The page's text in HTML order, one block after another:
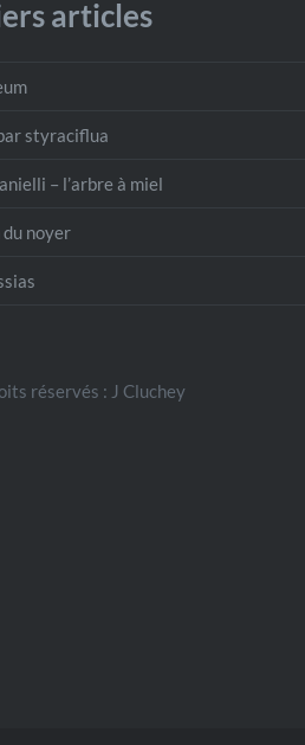
articles
styraciflua
– l’arbre à miel
du noyer
réservés : J Cluchey